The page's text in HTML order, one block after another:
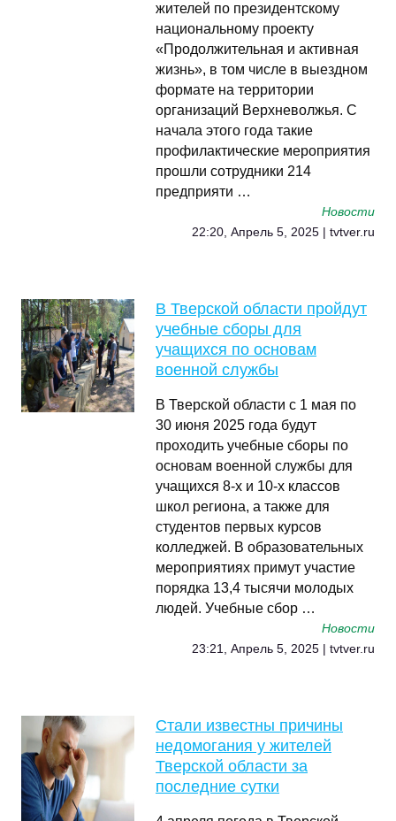
жителей по президентскому
национальному проекту
«Продолжительная и активная
жизнь», в том числе в выездном
формате на территории
организаций Верхневолжья. С
начала этого года такие
профилактические мероприятия
прошли сотрудники 214
предприяти …
Новости
22:20, Апрель 5, 2025 | tvtver.ru
В Тверской области пройдут
учебные сборы для
учащихся по основам
военной службы
В Тверской области с 1 мая по
30 июня 2025 года будут
проходить учебные сборы по
основам военной службы для
учащихся 8-х и 10-х классов
школ региона, а также для
студентов первых курсов
колледжей. В образовательных
мероприятиях примут участие
порядка 13,4 тысячи молодых
людей. Учебные сбор …
Новости
23:21, Апрель 5, 2025 | tvtver.ru
Стали известны причины
недомогания у жителей
Тверской области за
последние сутки